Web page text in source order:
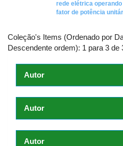
rede elétrica operando
fator de potência
Coleção's Items (Ordenado por
Descendente ordem): 1 para 3 de
Autor
Autor
Autor